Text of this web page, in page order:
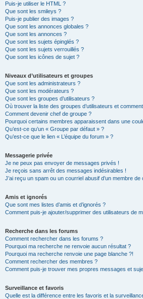
Puis-je utiliser le HTML ?
Que sont les smileys ?
Puis-je publier des images ?
Que sont les annonces globales ?
Que sont les annonces ?
Que sont les sujets épinglés ?
Que sont les sujets verrouillés ?
Que sont les icônes de sujet ?
Niveaux d’utilisateurs et groupes
Que sont les administrateurs ?
Que sont les modérateurs ?
Que sont les groupes d’utilisateurs ?
Où trouver la liste des groupes d’utilisateurs et
Comment devenir chef de groupe ?
Pourquoi certains membres apparaissent dans une
Qu’est-ce qu’un « Groupe par défaut » ?
Qu’est-ce que le lien « L’équipe du forum » ?
Messagerie privée
Je ne peux pas envoyer de messages privés !
Je reçois sans arrêt des messages indésirables !
J’ai reçu un spam ou un courriel abusif d’un membre de
Amis et ignorés
Que sont mes listes d’amis et d’ignorés ?
Comment puis-je ajouter/supprimer des utilisateurs de
Recherche dans les forums
Comment rechercher dans les forums ?
Pourquoi ma recherche ne renvoie aucun résultat ?
Pourquoi ma recherche renvoie une page blanche ?!
Comment rechercher des membres ?
Comment puis-je trouver mes propres messages et
Surveillance et favoris
Quelle est la différence entre les favoris et la